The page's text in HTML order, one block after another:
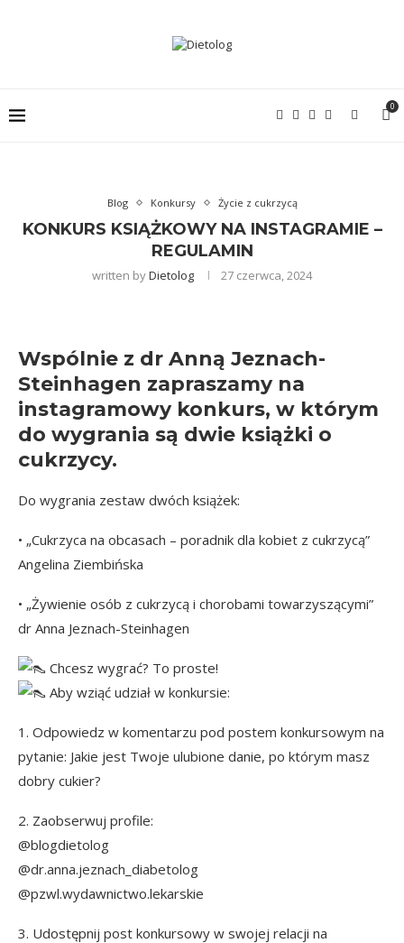
0
Blog Konkursy Życie z cukrzycą
KONKURS KSIĄŻKOWY NA INSTAGRAMIE –
REGULAMIN
written byDietolog 27 czerwca, 2024
Wspólnie z dr Anną Jeznach-
Steinhagen zapraszamy na
instagramowy konkurs, w którym
do wygrania są dwie książki o
cukrzycy.
Do wygrania zestaw dwóch książek:
• „Cukrzyca na obcasach – poradnik dla kobiet z cukrzycą”
Angelina Ziembińska
• „Żywienie osób z cukrzycą i chorobami towarzyszącymi”
dr Anna Jeznach-Steinhagen
Chcesz wygrać? To proste!
Aby wziąć udział w konkursie:
1. Odpowiedz w komentarzu pod postem konkursowym na
pytanie: Jakie jest Twoje ulubione danie, po którym masz
dobry cukier?
2. Zaobserwuj profile:
@blogdietolog
@dr.anna.jeznach_diabetolog
@pzwl.wydawnictwo.lekarskie
3. Udostępnij post konkursowy w swojej relacji na